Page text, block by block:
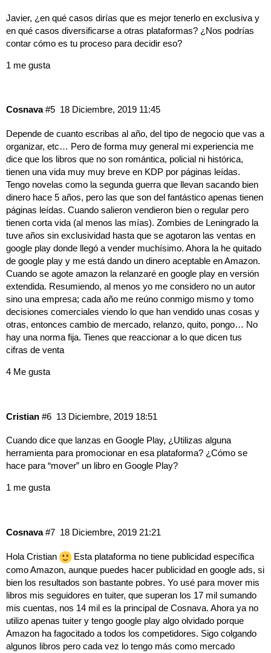
Javier, ¿en qué casos dirías que es mejor tenerlo en exclusiva y
en qué casos diversificarse a otras plataformas? ¿Nos podrías
contar cómo es tu proceso para decidir eso?
1 me gusta
Cosnava 18 Diciembre, 2019 11:45
#5
Depende de cuanto escribas al año, del tipo de negocio que vas a
organizar, etc… Pero de forma muy general mi experiencia me
dice que los libros que no son romántica, policial ni histórica,
tienen una vida muy muy breve en KDP por páginas leídas.
Tengo novelas como la segunda guerra que llevan sacando bien
dinero hace 5 años, pero las que son del fantástico apenas tienen
páginas leídas. Cuando salieron vendieron bien o regular pero
tienen corta vida (al menos las mías). Zombies de Leningrado la
tuve años sin exclusividad hasta que se agotaron las ventas en
google play donde llegó a vender muchísimo. Ahora la he quitado
de google play y me está dando un dinero aceptable en Amazon.
Cuando se agote amazon la relanzaré en google play en versión
extendida. Resumiendo, al menos yo me considero no un autor
sino una empresa; cada año me reúno conmigo mismo y tomo
decisiones comerciales viendo lo que han vendido unas cosas y
otras, entonces cambio de mercado, relanzo, quito, pongo… No
hay una norma fija. Tienes que reaccionar a lo que dicen tus
cifras de venta
4 Me gusta
Cristian 13 Diciembre, 2019 18:51
#6
Cuando dice que lanzas en Google Play, ¿Utilizas alguna
herramienta para promocionar en esa plataforma? ¿Cómo se
hace para “mover” un libro en Google Play?
1 me gusta
Cosnava 18 Diciembre, 2019 21:21
#7
Hola Cristian
Esta plataforma no tiene publicidad específica
como Amazon, aunque puedes hacer publicidad en google ads, si
bien los resultados son bastante pobres. Yo usé para mover mis
libros mis seguidores en tuiter, que superan los 17 mil sumando
mis cuentas, nos 14 mil es la principal de Cosnava. Ahora ya no
utilizo apenas tuiter y tengo google play algo olvidado porque
Amazon ha fagocitado a todos los competidores. Sigo colgando
algunos libros pero cada vez lo tengo más como mercado